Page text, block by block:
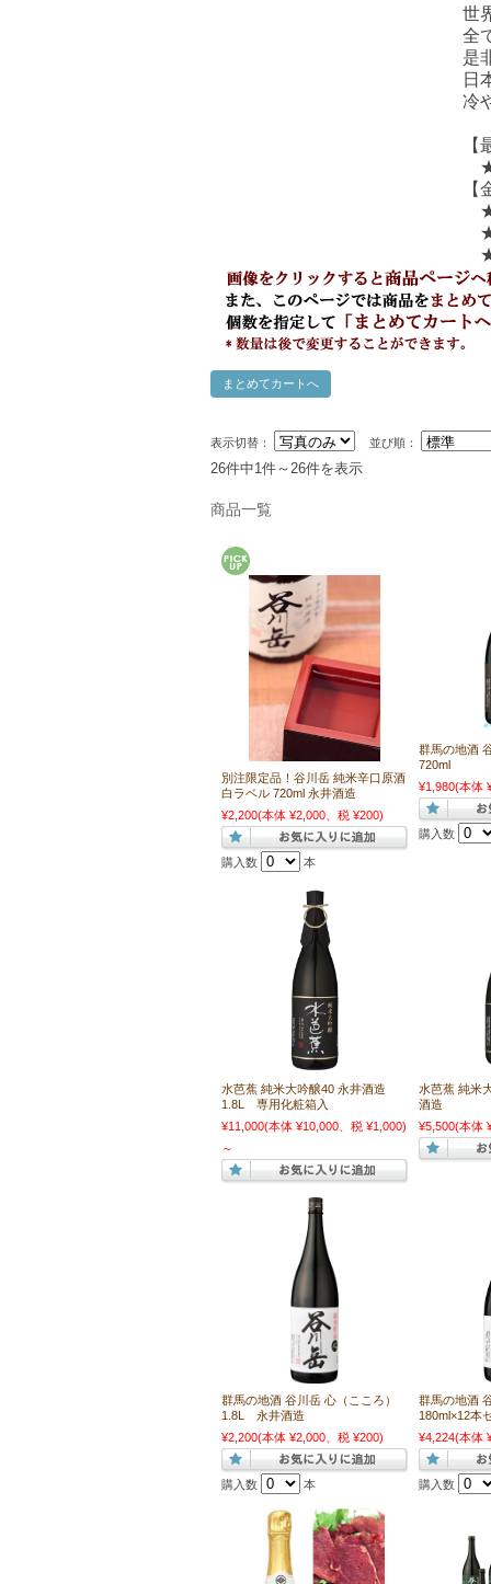
世
全
是
日
冷
【
【
表示切替： 並び順：
26件中1件～26件を表示
商品一覧
別注限定品！谷川岳 純米辛口原酒
白ラベル 720ml 永井酒造
¥2,200(本体 ¥2,000、税 ¥200)
購入数 本
群馬の地酒
720ml
¥1,980(本体
購入数
水芭蕉 純米大吟醸40 永井酒造
1.8L 専用化粧箱入
¥11,000(本体 ¥10,000、税 ¥1,000)
～
水芭蕉 純米
酒造
¥5,500(本体
群馬の地酒 谷川岳 心（こころ）
1.8L 永井酒造
¥2,200(本体 ¥2,000、税 ¥200)
購入数 本
群馬の地酒
180ml×12本
¥4,224(本体
購入数